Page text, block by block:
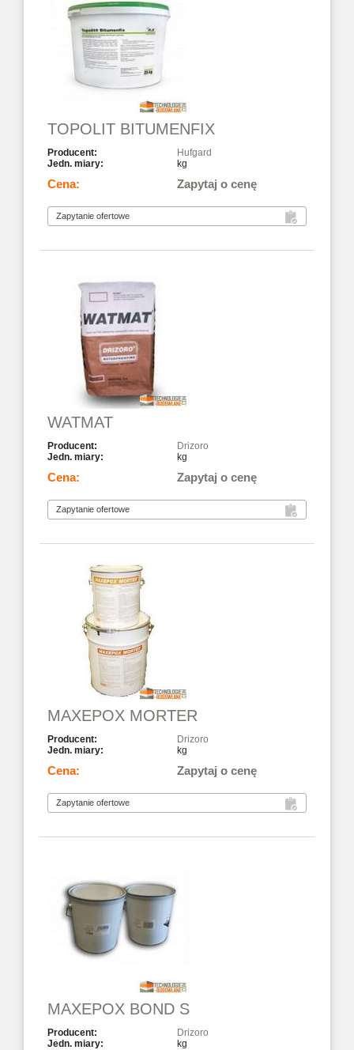
TOPOLIT BITUMENFIX
Hufgard
kg
Zapytaj o cenę
WATMAT
Drizoro
kg
Zapytaj o cenę
MAXEPOX MORTER
Drizoro
kg
Zapytaj o cenę
MAXEPOX BOND S
Drizoro
kg